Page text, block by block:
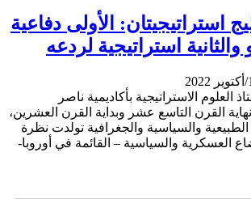
استراتيجيتان: الأولى دفاعية
استراتيجية لردعه
العلوم الاستراتيجية بأكاديمية ناصر
القرن التاسع عشر وبداية القرن العشرين،
الطبيعية والسياسية والجغرافية تولدت نظرة
العسكرية والسياسية – القائمة في أوروبا-